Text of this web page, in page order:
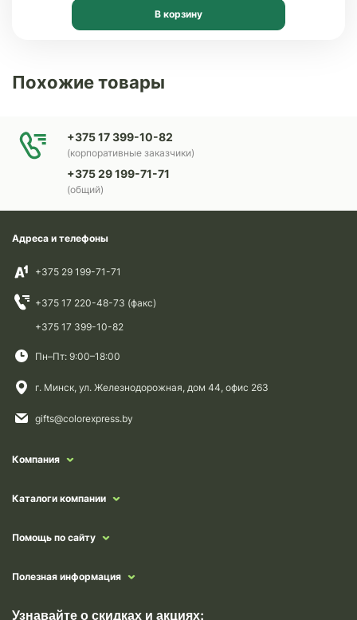
В корзину
Похожие товары
+375 17 399-10-82
(корпоративные заказчики)
+375 29 199-71-71
(общий)
Адреса и телефоны
+375 29 199-71-71
+375 17 220-48-73 (факс)
+375 17 399-10-82
Пн–Пт: 9:00–18:00
г. Минск, ул. Железнодорожная, дом 44, офис 263
gifts@colorexpress.by
Компания
Каталоги компании
Помощь по сайту
Полезная информация
Узнавайте о скидках и акциях: